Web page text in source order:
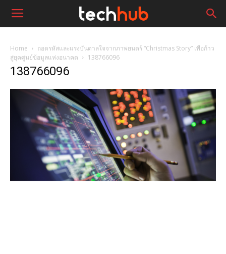
Home
ถอดรหัสและแรงบันดาลใจจากภาพยนตร์ “Christmas Story” เพื่อก้าว
สู่ยุคศูนย์ข้อมูลแห่งอนาคต
138766096
138766096